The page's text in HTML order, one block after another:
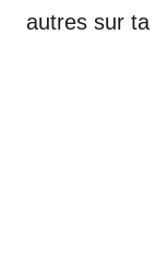
autres sur ta